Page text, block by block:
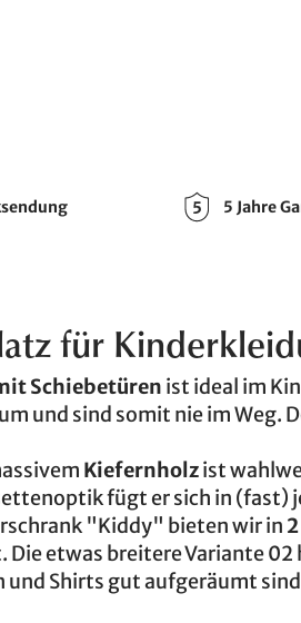
5 Jahre
für
Schiebetüren ist ideal im
und sind somit nie im
Kiefernholzist
fügt er sich in
"Kiddy" bieten wir in
etwas breitere Variante
und Shirts gut aufgeräumt